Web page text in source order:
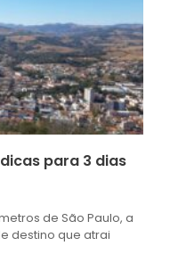
para 3 dias
de São Paulo, a
destino que atrai